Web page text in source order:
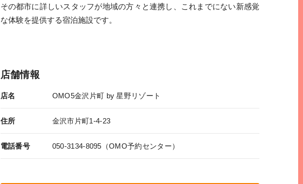
その都市に詳しいスタッフが地域の方々と連携し、これまでにない新感覚
な体験を提供する宿泊施設です。
店舗情報
店名 OMO5金沢片町 by 星野リゾート
住所 金沢市片町1-4-23
電話番号 050-3134-8095（OMO予約センター）